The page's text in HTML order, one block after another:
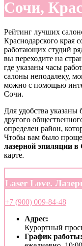
Сочи,
Рейтинг лучших
Краснодарского края
работающих студий
вы переходите на
где указаны часы
салоны неподалеку,
можно с помощью
Сочи.
Для удобства
другого
определен район,
Чтобы вам было
лазерной эпиляции в
карте.
Laser Love.
+7 (900) 009-84-48
Адрес:
Курортный
График работы: